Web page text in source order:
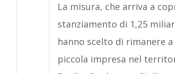
La misura, che arriva a
stanziamento di 1,25
hanno scelto di rimanere
piccola impresa nel